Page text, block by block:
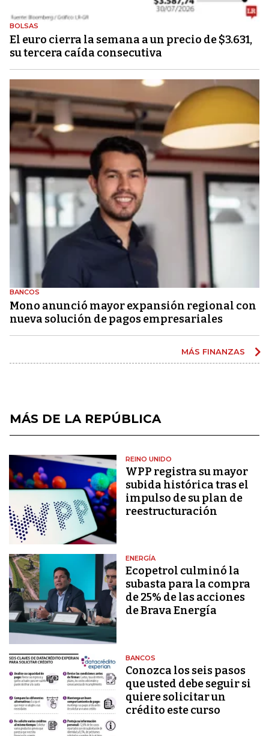
BOLSAS
El euro cierra la semana a un precio de $3.631,
su tercera caída consecutiva
BANCOS
Mono anunció mayor expansión regional con
nueva solución de pagos empresariales
MÁS FINANZAS
MÁS DE LA REPÚBLICA
REINO UNIDO
WPP registra su mayor
subida histórica tras el
impulso de su plan de
reestructuración
ENERGÍA
Ecopetrol culminó la
subasta para la compra
de 25% de las acciones
de Brava Energía
BANCOS
Conozca los seis pasos
que usted debe seguir si
quiere solicitar un
crédito este curso